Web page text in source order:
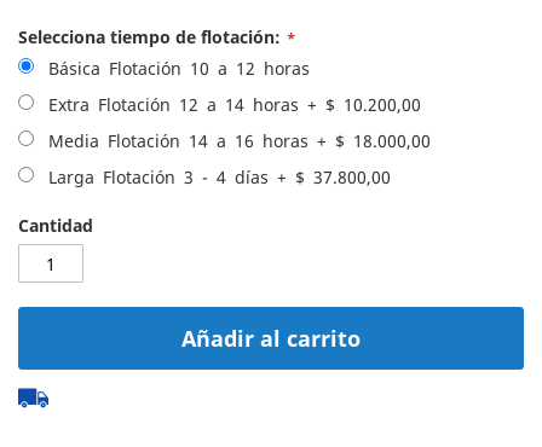
Selecciona tiempo de flotación:
Básica Flotación 10 a 12 horas
Extra Flotación 12 a 14 horas + $ 10.200,00
Media Flotación 14 a 16 horas + $ 18.000,00
Larga Flotación 3 - 4 días + $ 37.800,00
Cantidad
Añadir al carrito